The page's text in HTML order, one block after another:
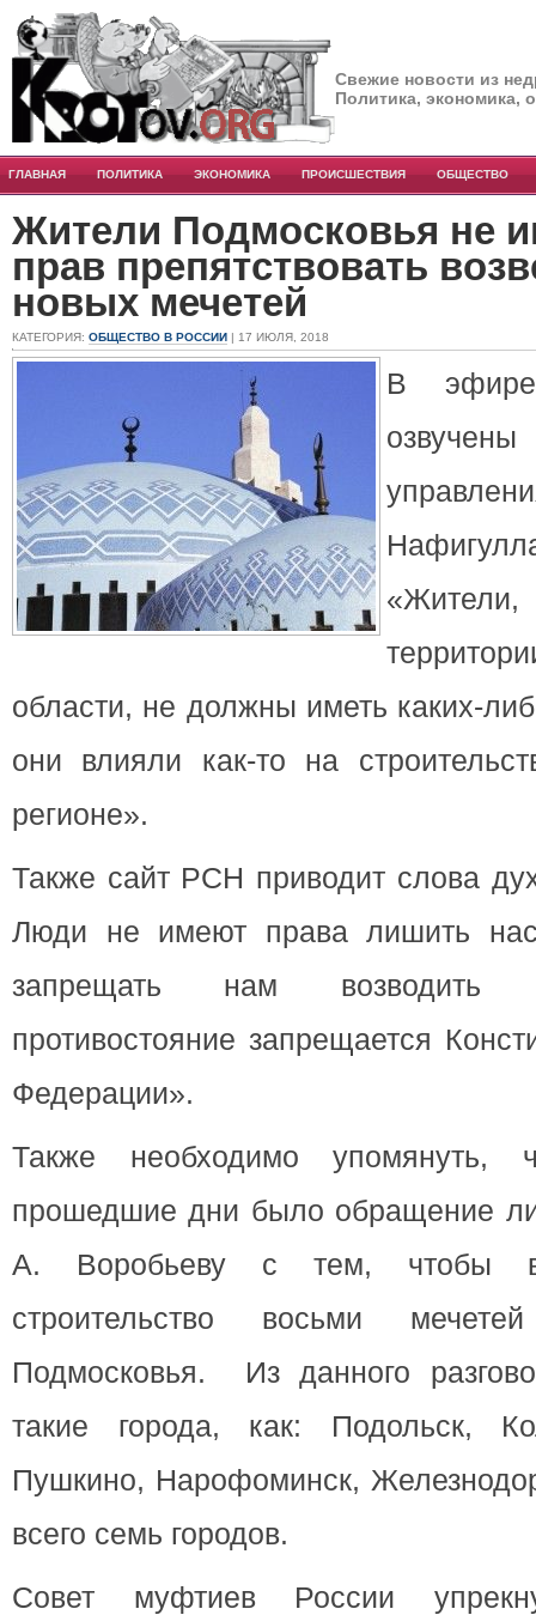
Свежие новости из
Политика, экономика,
ГЛАВНАЯ ПОЛИТИКА ЭКОНОМИКА ПРОИСШЕСТВИЯ ОБЩЕСТВО
Жители Подмосковья не
прав препятствовать
новых мечетей
КАТЕГОРИЯ: ОБЩЕСТВО В РОССИИ | 17 ИЮЛЯ, 2018
В
области, не должны иметь каких-
они влияли как-то на
регионе».
Также сайт РСН приводит слова
Люди не имеют права лишить
запрещать нам возводить
противостояние запрещается
Федерации».
Также необходимо упомянуть,
прошедшие дни было обращение
А. Воробьеву с тем, чтобы
строительство восьми
Подмосковья. Из данного
такие города, как: Подольск,
Пушкино, Нарофоминск,
всего семь городов.
Совет муфтиев России